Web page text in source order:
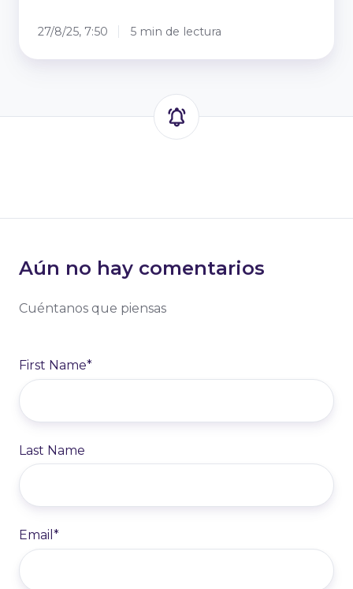
27/8/25, 7:50 5 min de lectura
Aún no hay comentarios
Cuéntanos que piensas
First Name*
Last Name
Email *